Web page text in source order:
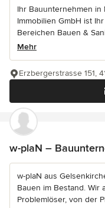
Ihr Bauunternehmen in
Immobilien GmbH ist
Bereichen Bauen &
Mehr
Erzbergerstrasse 151,
w-plaN –
w-plaN aus
Bauen im Bestand. Wir
Problemlöser, von der